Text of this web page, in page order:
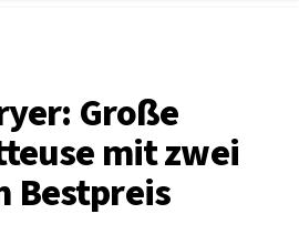
Große
mit zwei
Bestpreis